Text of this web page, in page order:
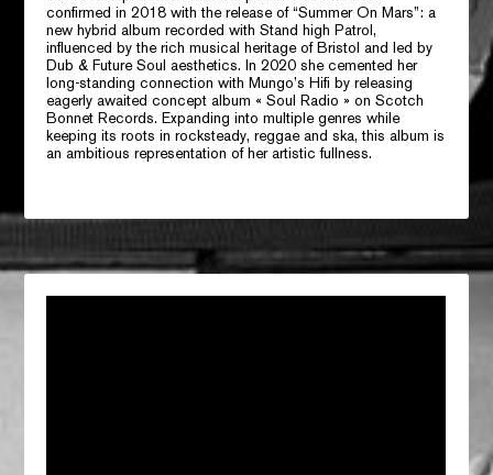
confirmed in 2018 with the release of “Summer On Mars”: a
new hybrid album recorded with Stand high Patrol,
influenced by the rich musical heritage of Bristol and led by
Dub & Future Soul aesthetics. In 2020 she cemented her
long-standing connection with Mungo’s Hifi by releasing
eagerly awaited concept album « Soul Radio » on Scotch
Bonnet Records. Expanding into multiple genres while
keeping its roots in rocksteady, reggae and ska, this album is
an ambitious representation of her artistic fullness.